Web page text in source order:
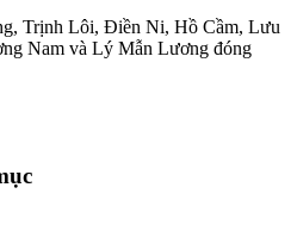
Trịnh Lôi, Điền Ni, Hồ Cầm, Lưu
Nam và Lý Mẫn Lương đóng